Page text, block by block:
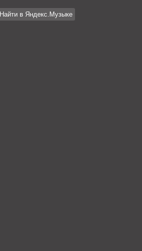
Найти в Яндекс.Музыке